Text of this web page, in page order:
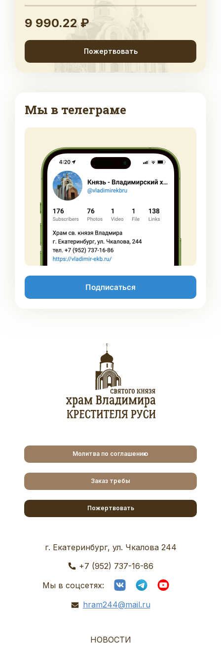
9 990.22 ₽
Пожертвовать
Мы в телеграме
Подписаться
Молитва по соглашению
Заказ требы
Пожертвовать
г. Екатеринбург, ул. Чкалова 244
+7 (952) 737-16-86
Мы в соцсетях:
hram244@mail.ru
НОВОСТИ